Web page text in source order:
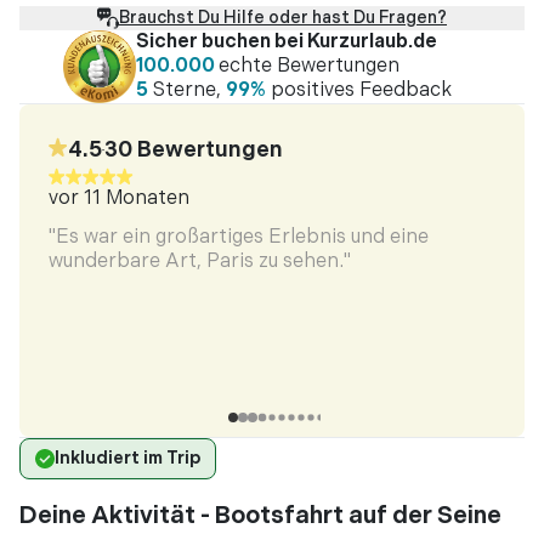
Brauchst Du Hilfe oder hast Du Fragen?
Sicher buchen bei Kurzurlaub.de
100.000echte Bewertungen
5 Sterne, 99% positives Feedback
4.5•30 Bewertungen
vor 11 Monaten
"Es war ein großartiges Erlebnis und eine
wunderbare Art, Paris zu sehen."
Inkludiert im Trip
Deine Aktivität - Bootsfahrt auf der Seine